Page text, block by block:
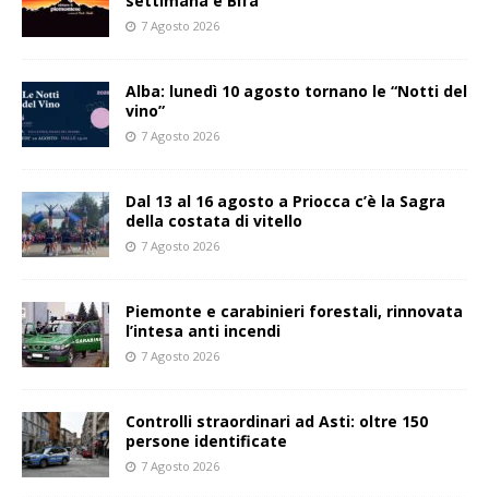
7 Agosto 2026
Alba: lunedì 10 agosto tornano le “Notti del
vino”
7 Agosto 2026
Dal 13 al 16 agosto a Priocca c’è la Sagra
della costata di vitello
7 Agosto 2026
Piemonte e carabinieri forestali, rinnovata
l’intesa anti incendi
7 Agosto 2026
Controlli straordinari ad Asti: oltre 150
persone identificate
7 Agosto 2026